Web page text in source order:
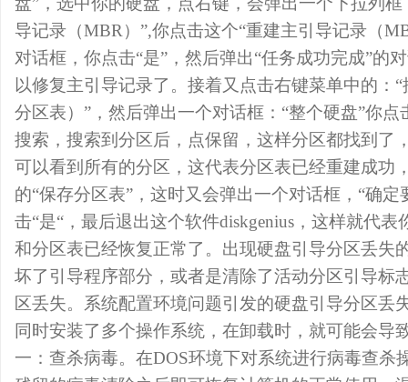
导记录（MBR）”,你点击这个“重建主引导记录（
对话框，你点击“是”，然后弹出“任务成功完成”的
以修复主引导记录了。接着又点击右键菜单中的：
分区表）”，然后弹出一个对话框：“整个硬盘”你点
搜索，搜索到分区后，点保留，这样分区都找到了
可以看到所有的分区，这代表分区表已经重建成功
的“保存分区表”，这时又会弹出一个对话框，“确定
击“是“，最后退出这个软件diskgenius，这样就代
和分区表已经恢复正常了。出现硬盘引导分区丢失
坏了引导程序部分，或者是清除了活动分区引导标
区丢失。系统配置环境问题引发的硬盘引导分区丢
同时安装了多个操作系统，在卸载时，就可能会导
一：查杀病毒。在DOS环境下对系统进行病毒查杀